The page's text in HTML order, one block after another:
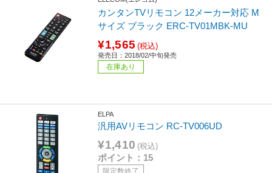
カンタンTVリモコン 12メーカー対応 M
サイズ ブラック ERC-TV01MBK-MU
¥1,565 (税込)
発売日：2018/02/中旬発売
在庫あり
ELPA
汎用AVリモコン RC-TV006UD
¥1,410 (税込)
ポイント：15
限定数終了